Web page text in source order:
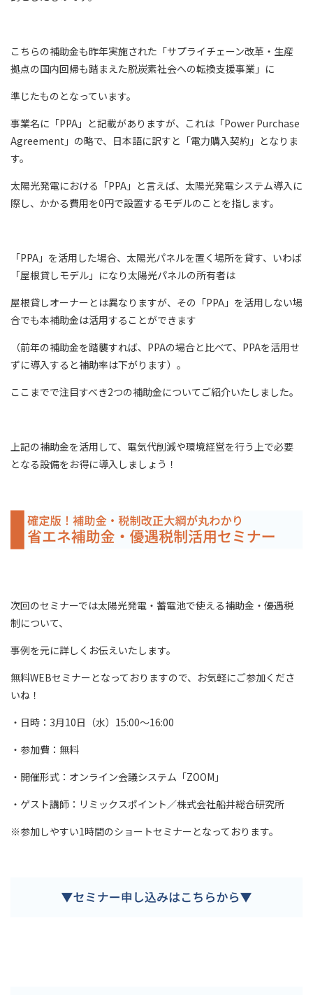
こちらの補助金も昨年実施された「サプライチェーン改革・生産
拠点の国内回帰も踏まえた脱炭素社会への転換支援事業」に
準じたものとなっています。
事業名に「PPA」と記載がありますが、これは「Power Purchase
Agreement」の略で、日本語に訳すと「電力購入契約」となりま
す。
太陽光発電における「PPA」と言えば、太陽光発電システム導入に
際し、かかる費用を0円で設置するモデルのことを指します。
「PPA」を活用した場合、太陽光パネルを置く場所を貸す、いわば
「屋根貸しモデル」になり太陽光パネルの所有者は
屋根貸しオーナーとは異なりますが、その「PPA」を活用しない場
合でも本補助金は活用することができます
（前年の補助金を踏襲すれば、PPAの場合と比べて、PPAを活用せ
ずに導入すると補助率は下がります）。
ここまでで注目すべき2つの補助金についてご紹介いたしました。
上記の補助金を活用して、電気代削減や環境経営を行う上で必要
となる設備をお得に導入しましょう！
次回のセミナーでは太陽光発電・蓄電池で使える補助金・優遇税
制について、
事例を元に詳しくお伝えいたします。
無料WEBセミナーとなっておりますので、お気軽にご参加くださ
いね！
・日時：3月10日（水）15:00〜16:00
・参加費：無料
・開催形式：オンライン会議システム「ZOOM」
・ゲスト講師：リミックスポイント／株式会社船井総合研究所
※参加しやすい1時間のショートセミナーとなっております。